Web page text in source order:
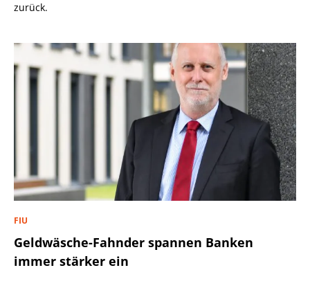
zurück.
FIU
Geldwäsche-Fahnder spannen Banken
immer stärker ein